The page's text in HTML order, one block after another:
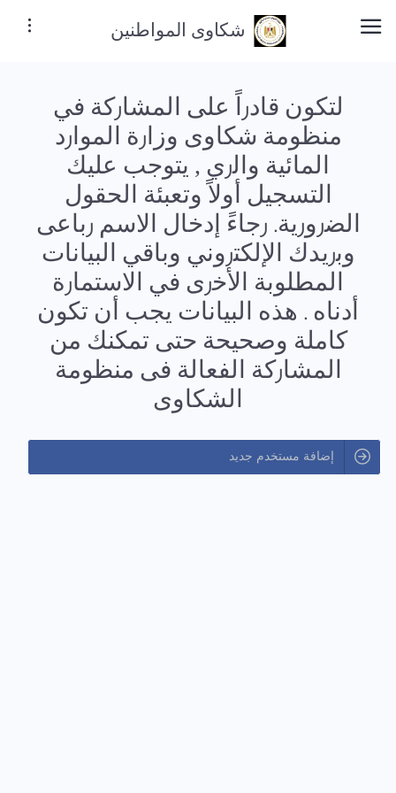
شكاوى المواطنين
لتكون قادراً على المشاركة في
منظومة شكاوى وزارة الموارد
المائية والري , يتوجب عليك
التسجيل أولاً وتعبئة الحقول
الضرورية. رجاءً إدخال الاسم رباعى
وبريدك الإلكتروني وباقي البيانات
المطلوبة الأخرى في الاستمارة
أدناه . هذه البيانات يجب أن تكون
كاملة وصحيحة حتى تمكنك من
المشاركة الفعالة فى منظومة
الشكاوى
إضافة مستخدم جديد